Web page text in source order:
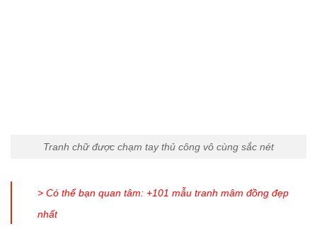
Tranh chữ được chạm tay thủ công vô cùng sắc nét
> Có thể bạn quan tâm: +101 mẫu tranh mâm đồng đẹp
nhất